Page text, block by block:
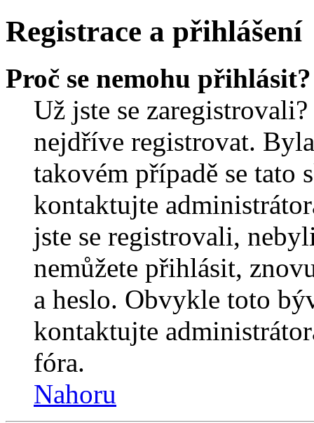
Registrace a přihlášení
Proč se nemohu přihlásit?
Už jste se
nejdříve registrovat.
takovém případě se tato
kontaktujte
jste se registrovali,
nemůžete přihlásit,
a heslo. Obvykle toto
kontaktujte
fóra.
Nahoru